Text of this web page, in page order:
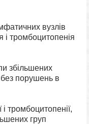
вузлів
і тромбоцитопенія
збільшених
без порушень в
і тромбоцитопенії,
груп